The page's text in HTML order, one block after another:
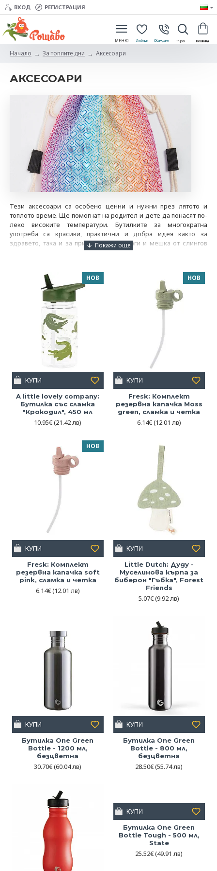
ВХОД РЕГИСТРАЦИЯ
Начало За топлите дни Аксесоари
АКСЕСОАРИ
Тези аксесоари са особено ценни и нужни през лятото и
топлото време. Ще помогнат на родител и дете да понасят по-
леко високите температури. Бутилките за многократна
употреба са красиви, практични и добра идея както за
здравето, така и за природата. С дисаги и мешка от слингов
плат ще пренасяте удобно необходимите ви за разходката
жегата. Одеалцата на Tula са хит - уникално меки, от
бамбукови нишки известни с качествата си, даряващи
прохлада И в щедър размер.
Насладете се на лятото!
НОВ
A little lovely company:
Бутилка със сламка
"Крокодил", 450 мл
10.95€(21.42 лв)
КУПИ
НОВ
Fresk: Комплект
резервна капачка Moss
green, сламка и четка
6.14€(12.01 лв)
КУПИ
НОВ
Fresk: Комплект
резервна капачка soft
pink, сламка и четка
6.14€(12.01 лв)
КУПИ
Little Dutch: Дуду -
Муселинова кърпа за
биберон "Гъбка", Forest
Friends
5.07€(9.92 лв)
КУПИ
Бутилка One Green
Bottle - 1200 мл,
безцветна
30.70€(60.04 лв)
КУПИ
Бутилка One Green
Bottle - 800 мл,
безцветна
28.50€(55.74 лв)
КУПИ
Бутилка One Green
Bottle Tough - 500 мл,
State
25.52€(49.91 лв)
КУПИ